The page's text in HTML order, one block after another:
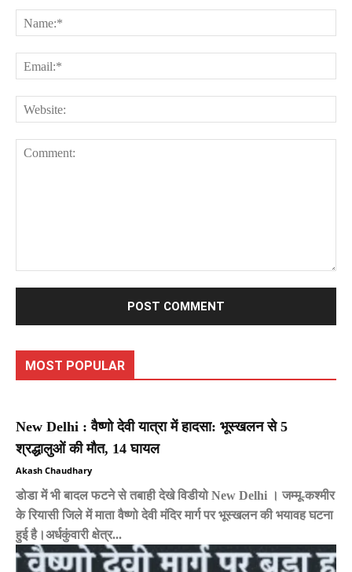
MOST POPULAR
New Delhi : वैष्णो देवी यात्रा में हादसा: भूस्खलन से 5
श्रद्धालुओं की मौत, 14 घायल
Akash Chaudhary
डोडा में भी बादल फटने से तबाही देखे विडीयो New Delhi । जम्मू-कश्मीर
के रियासी जिले में माता वैष्णो देवी मंदिर मार्ग पर भूस्खलन की भयावह घटना
हुई है।अर्धकुंवारी क्षेत्र...